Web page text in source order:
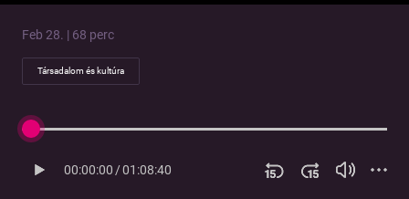
Feb 28. | 68 perc
Társadalom és kultúra
00:00:00/01:08:40